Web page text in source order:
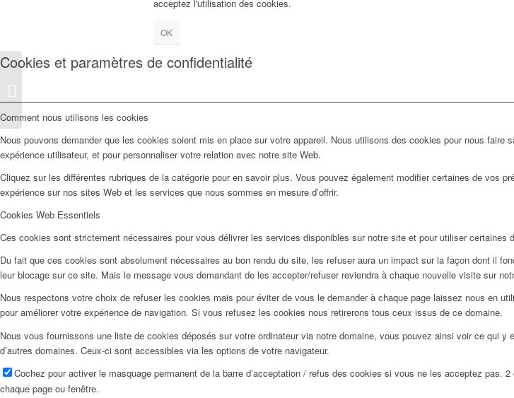
acceptez l'utilisation des cookies.
OK
Cookies et paramètres de confidentialité
Comment nous utilisons les cookies
Nous pouvons demander que les cookies soient mis en place sur votre appareil. Nous utilisons des cookies pour nous
expérience utilisateur, et pour personnaliser votre relation avec notre site Web.
Cliquez sur les différentes rubriques de la catégorie pour en savoir plus. Vous pouvez également modifier certaines de vos
expérience sur nos sites Web et les services que nous sommes en mesure d’offrir.
Cookies Web Essentiels
Ces cookies sont strictement nécessaires pour vous délivrer les services disponibles sur notre site et pour utiliser certaines
Du fait que ces cookies sont absolument nécessaires au bon rendu du site, les refuser aura un impact sur la façon dont il
leur blocage sur ce site. Mais le message vous demandant de les accepter/refuser reviendra à chaque nouvelle visite sur
Nous respectons votre choix de refuser les cookies mais pour éviter de vous le demander à chaque page laissez nous en
pour améliorer votre expérience de navigation. Si vous refusez les cookies nous retirerons tous ceux issus de ce domaine.
Nous vous fournissons une liste de cookies déposés sur votre ordinateur via notre domaine, vous pouvez ainsi voir ce qui
d’autres domaines. Ceux-ci sont accessibles via les options de votre navigateur.
Cochez pour activer le masquage permanent de la barre d’acceptation / refus des cookies si vous ne les acceptez
chaque page ou fenêtre.